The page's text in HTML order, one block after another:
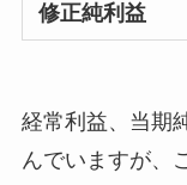
修正純利益
経常利益、当期
んでいますが、